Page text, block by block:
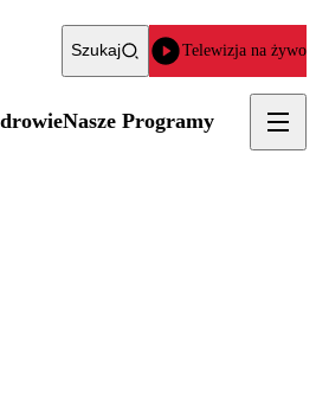
Szukaj Telewizja na żywo
Nasze Programy